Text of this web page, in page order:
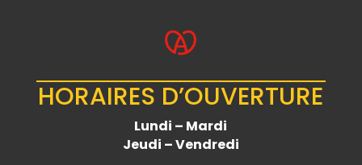
HORAIRES D’OUVERTURE
Lundi – Mardi
Jeudi – Vendredi